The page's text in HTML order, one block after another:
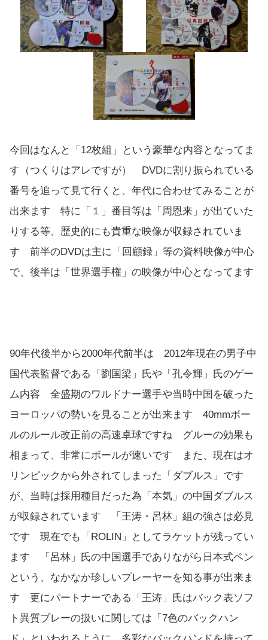
今回はなんと「12枚組」という豪華な内容となってま
す（つくりはアレですが） DVDに割り振られている
番号を追って見て行くと、年代に合わせてみることが
出来ます 特に「１」番目等は「周恩来」が出ていた
りする等、歴史的にも貴重な映像が収録されていま
す 前半のDVDは主に「回顧録」等の資料映像が中心
で、後半は「世界選手権」の映像が中心となってます
90年代後半から2000年代前半は 2012年現在の男子中
国代表監督である「劉国梁」氏や「孔令輝」氏のゲー
ム内容 全盛期のワルドナー選手や当時中国を破った
ヨーロッパの勢いを見ることが出来ます 40mmボー
ルのルール改正前の高速卓球ですね グルーの効果も
相まって、非常にボールが速いです また、現在はオ
リンピックから外されてしまった「ダブルス」です
が、当時は採用種目だった為「本気」の中国ダブルス
が収録されています 「王涛・呂林」組の強さは必見
です 現在でも「ROLIN」としてラケットが残ってい
ます 「呂林」氏の中国選手でありながら日本式ペン
という、なかなか珍しいプレーヤーを知る事が出来ま
す 更にパートナーである「王涛」氏はバック表ソフ
ト異質プレーの扱いに関しては「7色のバックハン